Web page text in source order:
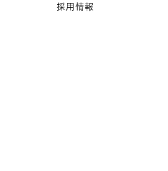
採用情報